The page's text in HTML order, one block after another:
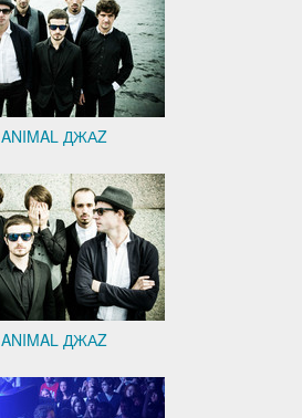
ANIMAL ДЖАZ
ANIMAL ДЖАZ